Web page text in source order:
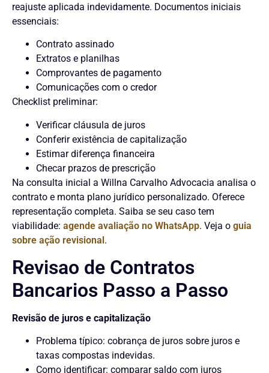
reajuste aplicada indevidamente. Documentos iniciais
essenciais:
Contrato assinado
Extratos e planilhas
Comprovantes de pagamento
Comunicações com o credor
Checklist preliminar:
Verificar cláusula de juros
Conferir existência de capitalização
Estimar diferença financeira
Checar prazos de prescrição
Na consulta inicial a Willna Carvalho Advocacia analisa o
contrato e monta plano jurídico personalizado. Oferece
representação completa. Saiba se seu caso tem
viabilidade: agende avaliação no WhatsApp. Veja o guia
sobre ação revisional.
Revisao de Contratos
Bancarios Passo a Passo
Revisão de juros e capitalização
Problema típico: cobrança de juros sobre juros e
taxas compostas indevidas.
Como identificar: comparar saldo com juros